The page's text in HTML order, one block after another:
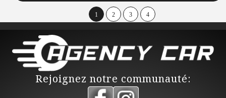
1 2 3 4
Rejoignez notre communauté: